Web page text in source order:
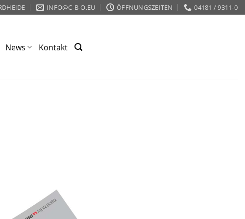
INFO@C-B-O.EU ÖFFNUNGSZEITEN 04181 / 9311-0
News Kontakt